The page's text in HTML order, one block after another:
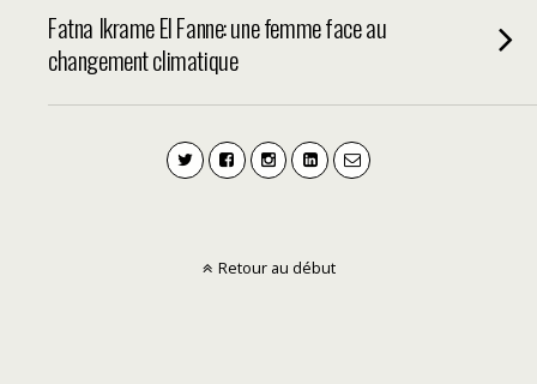
Fatna Ikrame El Fanne: une femme face au
changement climatique
Retour au début